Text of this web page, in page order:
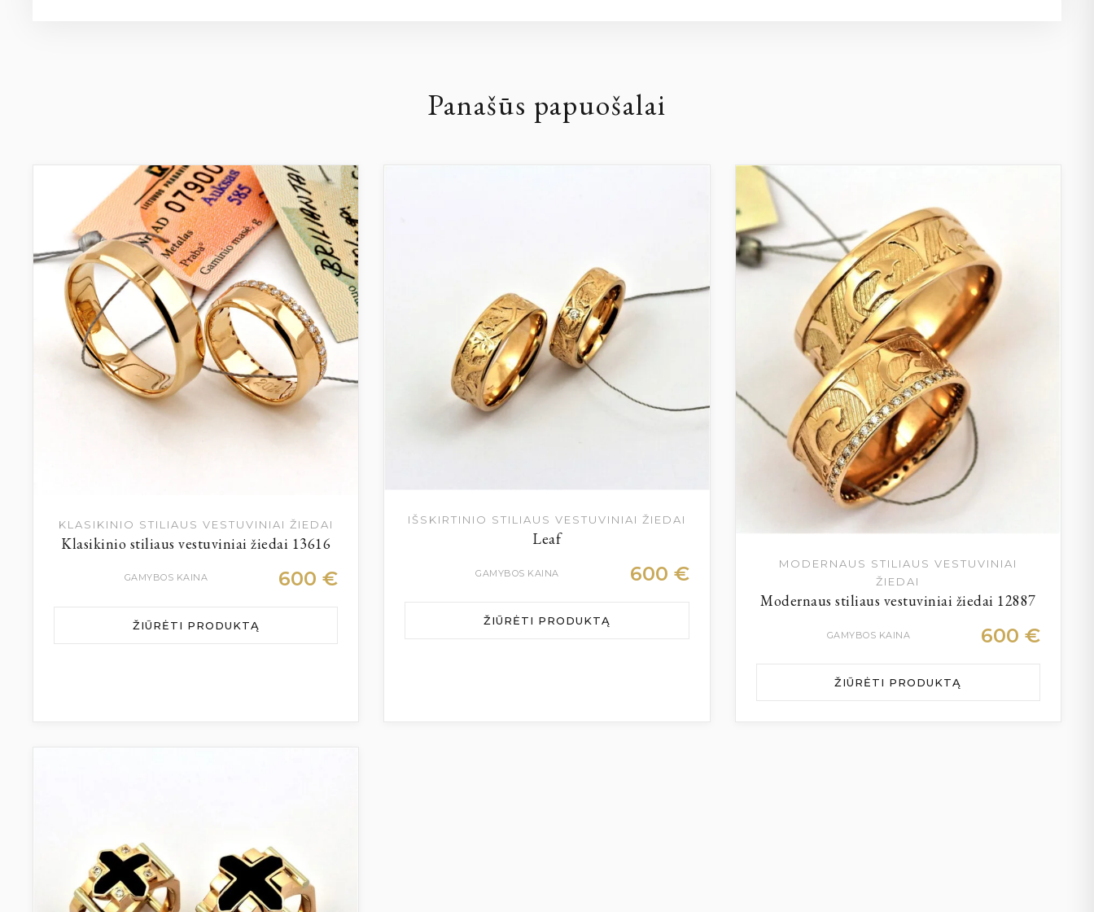
Panašūs papuošalai
KLASIKINIO STILIAUS VESTUVINIAI ŽIEDAI
Klasikinio stiliaus vestuviniai žiedai 13616
GAMYBOS KAINA 600€
ŽIŪRĖTI PRODUKTĄ
IŠSKIRTINIO STILIAUS VESTUVINIAI ŽIEDAI
Leaf
GAMYBOS KAINA 600 €
ŽIŪRĖTI PRODUKTĄ
MODERNAUS STILIAUS VESTUVINIAI
ŽIEDAI
Modernaus stiliaus vestuviniai žiedai 12887
GAMYBOS KAINA 600 €
ŽIŪRĖTI PRODUKTĄ